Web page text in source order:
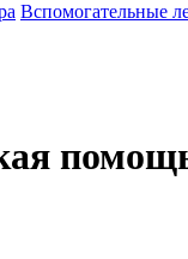
Вспомогательные